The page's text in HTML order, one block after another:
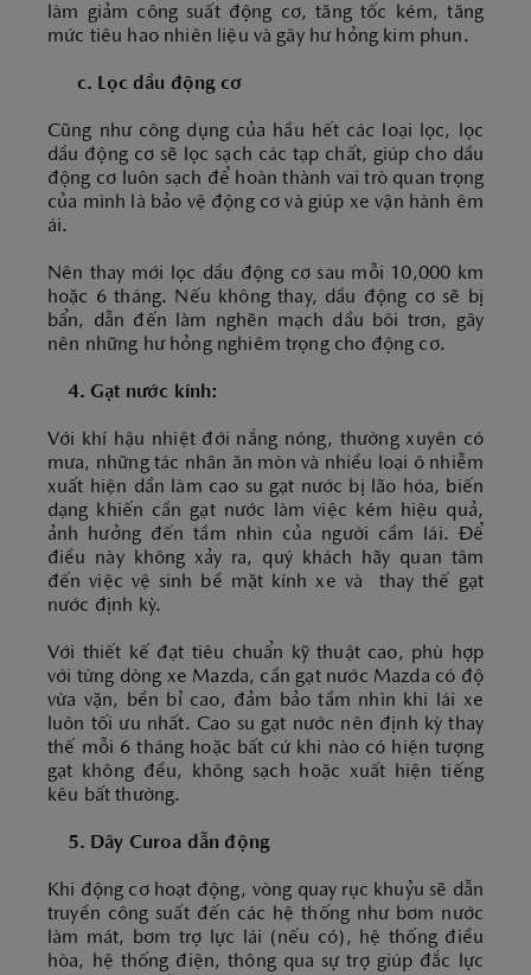
làm giảm công suất động cơ, tăng tốc kém, tăng
mức tiêu hao nhiên liệu và gây hư hỏng kim phun.
c. Lọc dầu động cơ
Cũng như công dụng của hầu hết các loại lọc, lọc
dầu động cơ sẽ lọc sạch các tạp chất, giúp cho dầu
động cơ luôn sạch để hoàn thành vai trò quan trọng
của mình là bảo vệ động cơ và giúp xe vận hành êm
ái.
Nên thay mới lọc dầu động cơ sau mỗi 10,000 km
hoặc 6 tháng. Nếu không thay, dầu động cơ sẽ bị
bẩn, dẫn đến làm nghẽn mạch dầu bôi trơn, gây
nên những hư hỏng nghiêm trọng cho động cơ.
4. Gạt nước kính:
Với khí hậu nhiệt đới nắng nóng, thường xuyên có
mưa, những tác nhân ăn mòn và nhiều loại ô nhiễm
xuất hiện dần làm cao su gạt nước bị lão hóa, biến
dạng khiến cần gạt nước làm việc kém hiệu quả,
ảnh hưởng đến tầm nhìn của người cầm lái. Để
điều này không xảy ra, quý khách hãy quan tâm
đến việc vệ sinh bề mặt kính xe và thay thế gạt
nước định kỳ.
Với thiết kế đạt tiêu chuẩn kỹ thuật cao, phù hợp
với từng dòng xe Mazda, cần gạt nước Mazda có độ
vừa vặn, bền bỉ cao, đảm bảo tầm nhìn khi lái xe
luôn tối ưu nhất. Cao su gạt nước nên định kỳ thay
thế mỗi 6 tháng hoặc bất cứ khi nào có hiện tượng
gạt không đều, không sạch hoặc xuất hiện tiếng
kêu bất thường.
5. Dây Curoa dẫn động
Khi động cơ hoạt động, vòng quay rục khuỷu sẽ dẫn
truyền công suất đến các hệ thống như bơm nước
làm mát, bơm trợ lực lái (nếu có), hệ thống điều
hòa, hệ thống điện, thông qua sự trợ giúp đắc lực